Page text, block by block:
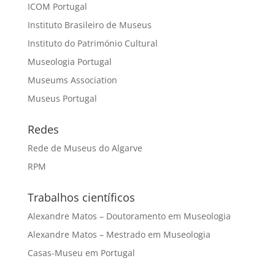
ICOM Portugal
Instituto Brasileiro de Museus
Instituto do Património Cultural
Museologia Portugal
Museums Association
Museus Portugal
Redes
Rede de Museus do Algarve
RPM
Trabalhos científicos
Alexandre Matos – Doutoramento em Museologia
Alexandre Matos – Mestrado em Museologia
Casas-Museu em Portugal